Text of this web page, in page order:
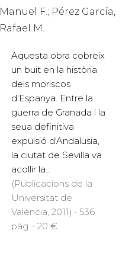
Manuel F.; Pérez García,
Rafael M.
Aquesta obra cobreix
un buit en la història
dels moriscos
d'Espanya. Entre la
guerra de Granada i la
seua definitiva
expulsió d'Andalusia,
la ciutat de Sevilla va
acollir la...
(Publicacions de la
Universitat de
València, 2011) · 536
pàg. · 20 €